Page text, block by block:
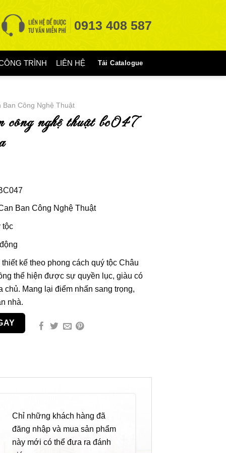
0913 408 587
TRÌNH LIÊN HỆ Tải Catalogue
Ban Công Nghệ Thuật
Ban Công Nghệ Thuật
tộc
kế theo phong cách quý tộc Châu
thể hiện được sự quyền lục, giàu có
chủ. Mang lại điểm nhấn sang trọng,
nhà.
Chỉ những khách hàng đã
đăng nhập và mua sản phẩm
này mới có thể đưa ra đánh